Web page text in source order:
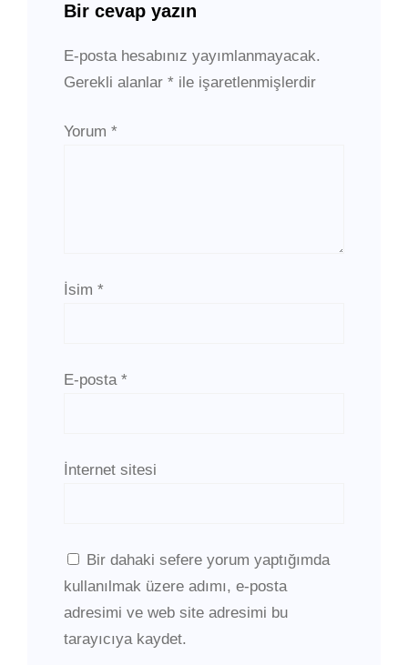
Bir cevap yazın
E-posta hesabınız yayımlanmayacak.
Gerekli alanlar * ile işaretlenmişlerdir
Yorum *
İsim *
E-posta *
İnternet sitesi
Bir dahaki sefere yorum yaptığımda
kullanılmak üzere adımı, e-posta
adresimi ve web site adresimi bu
tarayıcıya kaydet.